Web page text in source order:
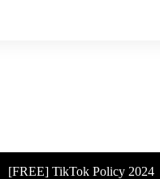
[FREE] TikTok Policy 2024